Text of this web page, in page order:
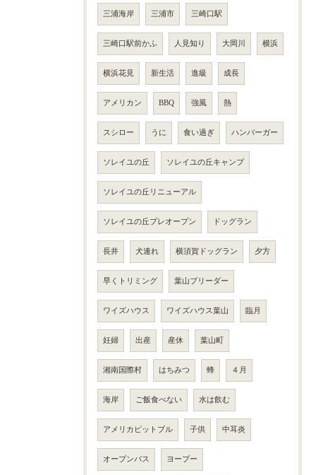
三浦海岸 三浦市 三崎口駅
三崎口駅前かふ 人見知り 大岡川 横浜
横浜花見 新生活 進級 成長
アメリカン BBQ 強風 熱
スシロー うに 食い過ぎ ハンバーガー
ソレイユの丘 ソレイユの丘キャンプ
ソレイユの丘リニューアル
ソレイユの丘プレオープン ドッグラン
長井 犬連れ 横須賀ドッグラン 夕方
早くトリミング 葉山ブリーダー
ワイズハウス ワイズハウス葉山 臨月
妊婦 出産 産休 葉山町
湘南国際村 はちみつ 蜂 ４月
海岸 ご飯食べない 水は飲む
アメリカピットブル 子供 中耳炎
オープンバス ヨープー